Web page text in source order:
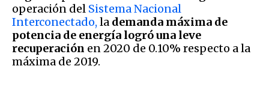
operación del Sistema Nacional
Interconectado, la demanda máxima de
potencia de energía logró una leve
recuperación en 2020 de 0.10% respecto a la
máxima de 2019.